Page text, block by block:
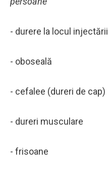
- durere la locul injectării
- oboseală
- cefalee (dureri de cap)
- dureri musculare
- frisoane